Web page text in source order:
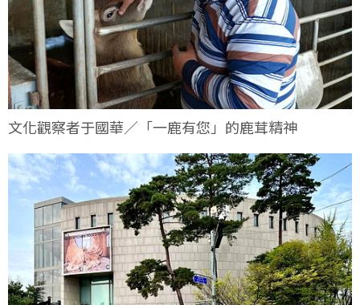
文化觀察者于國華／「一鹿有您」的鹿茸精神